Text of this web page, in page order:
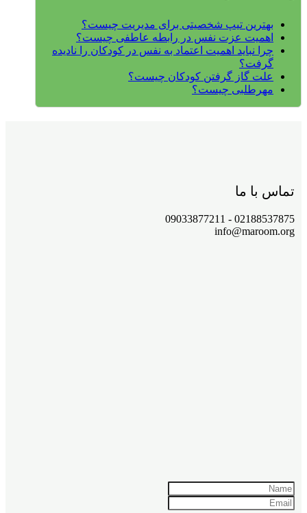
بهترین تیپ شخصیتی برای مدیریت چیست؟
اهمیت عزت نفس در رابطه عاطفی چیست؟
چرا نباید اهمیت اعتماد به نفس در کودکان را نادیده
گرفت؟
علت گاز گرفتن کودکان چیست؟
مهرطلبی چیست؟
تماس با ما
02188537875 - 09033877211
info@maroom.org